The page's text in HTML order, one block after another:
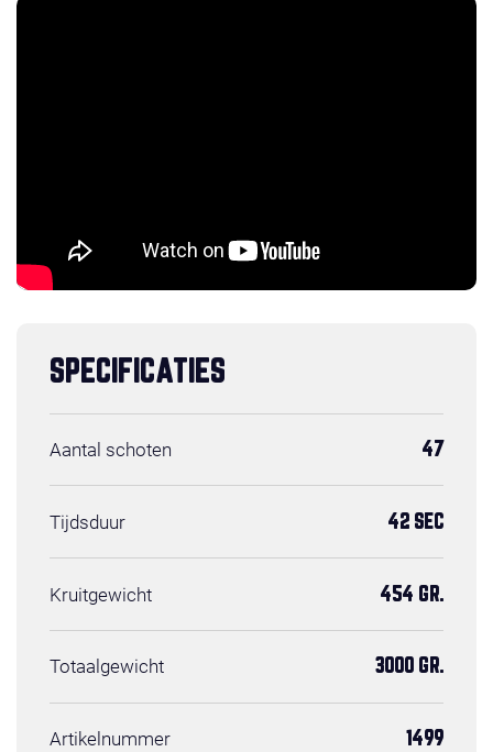
SPECIFICATIES
Aantal schoten 47
Tijdsduur 42 SEC
Kruitgewicht 454 GR.
Totaalgewicht 3000 GR.
Artikelnummer 1499